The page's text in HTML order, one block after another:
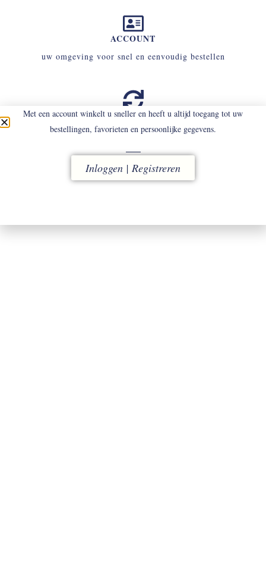
ACCOUNT
uw omgeving voor snel en eenvoudig bestellen
RUILEN
binnen 14 dagen
Met een account winkelt u sneller en heeft u altijd toegang tot uw
bestellingen, favorieten en persoonlijke gegevens.
Inloggen | Registreren